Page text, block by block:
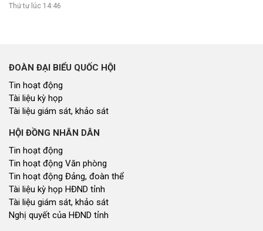
Thứ tư lúc 14:46
ĐOÀN ĐẠI BIỂU QUỐC HỘI
Tin hoạt động
Tài liệu kỳ họp
Tài liệu giám sát, khảo sát
HỘI ĐỒNG NHÂN DÂN
Tin hoạt động
Tin hoạt động Văn phòng
Tin hoạt động Đảng, đoàn thể
Tài liệu kỳ họp HĐND tỉnh
Tài liệu giám sát, khảo sát
Nghị quyết của HĐND tỉnh